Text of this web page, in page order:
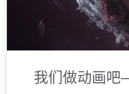
我们做动画吧